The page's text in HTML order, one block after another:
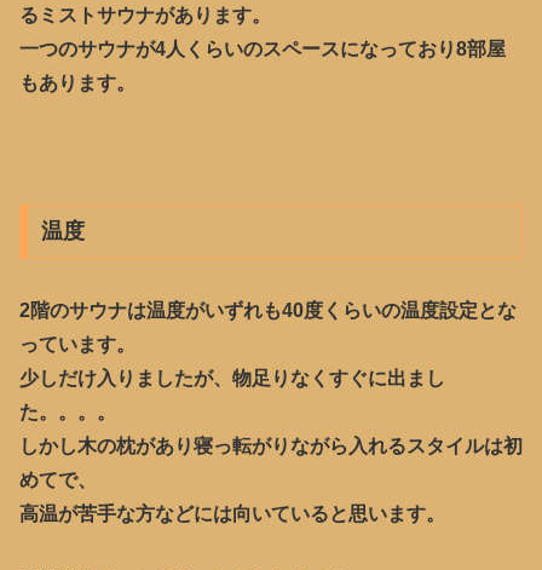
るミストサウナがあります。
一つのサウナが4人くらいのスペースになっており8部屋
もあります。
温度
2階のサウナは温度がいずれも40度くらいの温度設定とな
っています。
少しだけ入りましたが、物足りなくすぐに出まし
た。。。。
しかし木の枕があり寝っ転がりながら入れるスタイルは初
めてで、
高温が苦手な方などには向いていると思います。